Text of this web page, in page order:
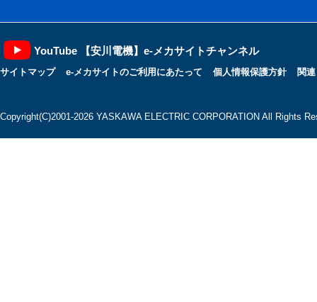
YouTube 【安川電機】e-メカサイトチャンネル
サイトマップ e-メカサイトのご利用にあたって 個人情報保護方針 関
Copyright(C)2001‐2026 YASKAWA ELECTRIC CORPORATION All Rights